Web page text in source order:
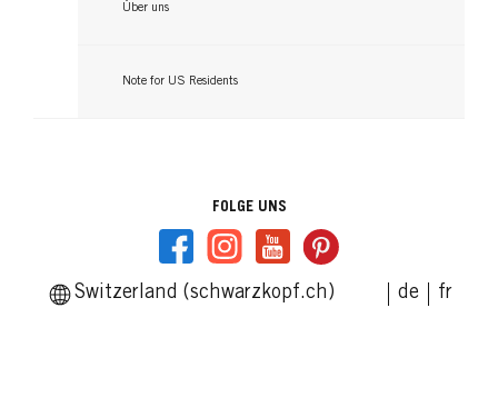
Über uns
Note for US Residents
FOLGE UNS
Switzerland (schwarzkopf.ch) de fr